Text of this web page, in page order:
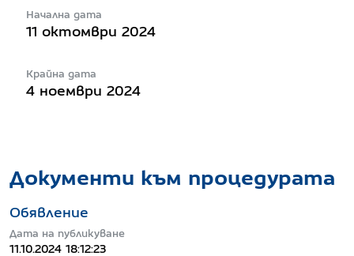
Начална дата
11 октомври 2024
Крайна дата
4 ноември 2024
Документи към процедурата
Обявление
Дата на публикуване
11.10.2024 18:12:23